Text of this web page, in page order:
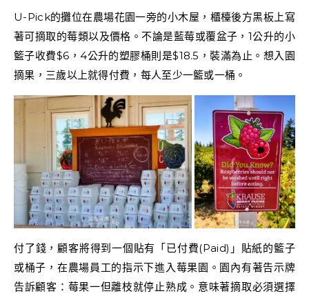
U-Pick的攤位在農場花園一旁的小木屋，櫃檯後方黑板上寫
著可摘取的莓類以及價格。不論是藍莓或覆盆子，1公升的小
籃子收費$6，4公升的塑膠桶則是$18.5，裝滿為止。想入園
摘果，三歲以上就得付費，每人至少一籃或一桶。
付了錢，顧客將得到一個貼有「已付費(Paid)」貼紙的籃子
或桶子，在農場員工的指示下進入莓果園。園內有著告示牌
告訴顧客：莓果一但離枝就停止熟成。意味著摘取必須選擇